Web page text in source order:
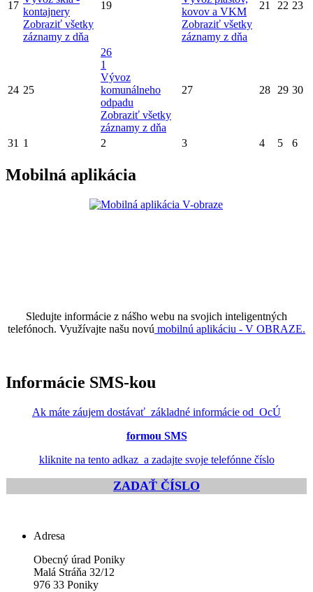
17
kontajnery
Zobraziť všetky
záznamy z dňa
19
kovov a VKM
Zobraziť všetky
záznamy z dňa
21 22 23
24 25
26
1
Vývoz
komunálneho
odpadu
Zobraziť všetky
záznamy z dňa
27 28 29 30
31 1 2 3 4 5 6
Mobilná aplikácia
Sledujte informácie z nášho webu na svojich inteligentných
telefónoch. Využívajte našu novú mobilnú aplikáciu - V OBRAZE.
Informácie SMS-kou
Ak máte záujem dostávať základné informácie od OcÚ
formou SMS
kliknite na tento adkaz a zadajte svoje telefónne číslo
ZADAŤ ČÍSLO
Adresa
Obecný úrad Poniky
Malá Stráňa 32/12
976 33 Poniky